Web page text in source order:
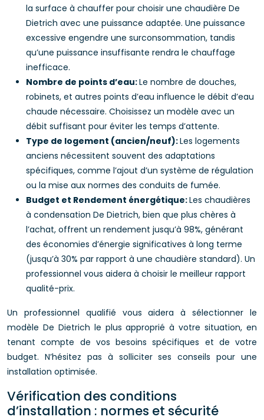
la surface à chauffer pour choisir une chaudière De
Dietrich avec une puissance adaptée. Une puissance
excessive engendre une surconsommation, tandis
qu’une puissance insuffisante rendra le chauffage
inefficace.
Nombre de points d’eau:Le nombre de douches,
robinets, et autres points d’eau influence le débit d’eau
chaude nécessaire. Choisissez un modèle avec un
débit suffisant pour éviter les temps d’attente.
Type de logement (ancien/neuf):Les logements
anciens nécessitent souvent des adaptations
spécifiques, comme l’ajout d’un système de régulation
ou la mise aux normes des conduits de fumée.
Budget et Rendement énergétique:Les chaudières
à condensation De Dietrich, bien que plus chères à
l’achat, offrent un rendement jusqu’à 98%, générant
des économies d’énergie significatives à long terme
(jusqu’à 30% par rapport à une chaudière standard). Un
professionnel vous aidera à choisir le meilleur rapport
qualité-prix.
Un professionnel qualifié vous aidera à sélectionner le
modèle De Dietrich le plus approprié à votre situation, en
tenant compte de vos besoins spécifiques et de votre
budget. N’hésitez pas à solliciter ses conseils pour une
installation optimisée.
Vérification des conditions
d’installation : normes et sécurité